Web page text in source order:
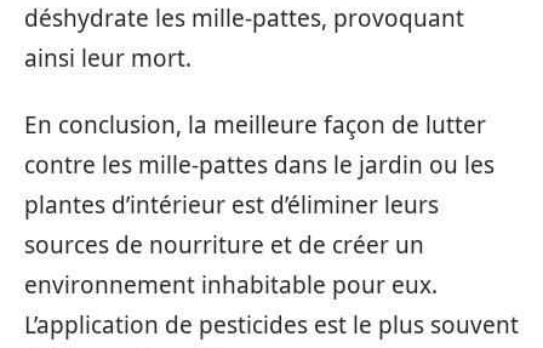
déshydrate les mille-pattes, provoquant
ainsi leur mort.
En conclusion, la meilleure façon de lutter
contre les mille-pattes dans le jardin ou les
plantes d’intérieur est d’éliminer leurs
sources de nourriture et de créer un
environnement inhabitable pour eux.
L’application de pesticides est le plus souvent